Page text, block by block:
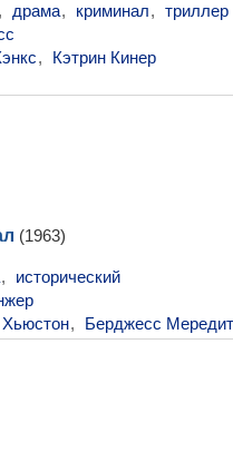
, драма, криминал, триллер
,
Кэтрин Кинер
(1963)
,
исторический
, Берджесс Мередит